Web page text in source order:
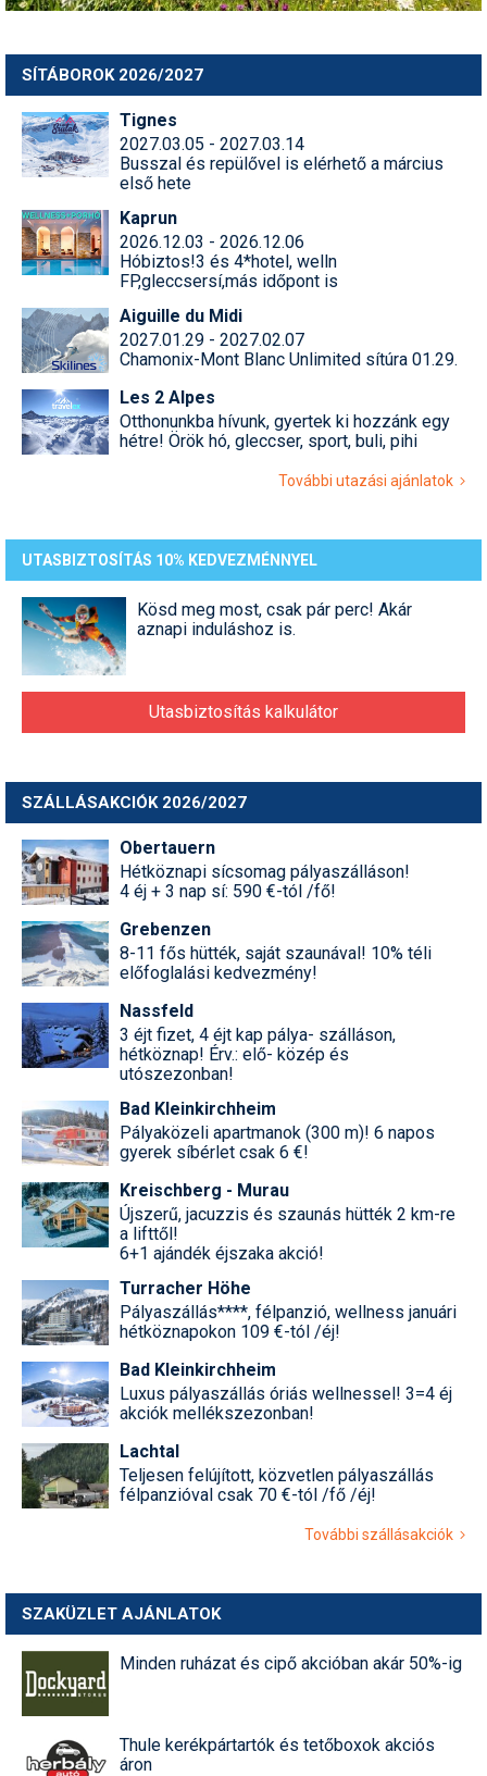
SÍTÁBOROK 2026/2027
Tignes
2027.03.05 - 2027.03.14
Busszal és repülővel is elérhető a március
első hete
Kaprun
2026.12.03 - 2026.12.06
Hóbiztos!3 és 4*hotel, welln
FP,gleccsersí,más időpont is
Aiguille du Midi
2027.01.29 - 2027.02.07
Chamonix-Mont Blanc Unlimited sítúra 01.29.
Les 2 Alpes
Otthonunkba hívunk, gyertek ki hozzánk egy
hétre! Örök hó, gleccser, sport, buli, pihi
További utazási ajánlatok
UTASBIZTOSÍTÁS 10% KEDVEZMÉNNYEL
Kösd meg most, csak pár perc! Akár
aznapi induláshoz is.
Utasbiztosítás kalkulátor
SZÁLLÁSAKCIÓK 2026/2027
Obertauern
Hétköznapi sícsomag pályaszálláson!
4 éj + 3 nap sí: 590 €-tól /fő!
Grebenzen
8-11 fős hütték, saját szaunával! 10% téli
előfoglalási kedvezmény!
Nassfeld
3 éjt fizet, 4 éjt kap pálya- szálláson,
hétköznap! Érv.: elő- közép és
utószezonban!
Bad Kleinkirchheim
Pályaközeli apartmanok (300 m)! 6 napos
gyerek síbérlet csak 6 €!
Kreischberg - Murau
Újszerű, jacuzzis és szaunás hütték 2 km-re
a lifttől!
6+1 ajándék éjszaka akció!
Turracher Höhe
Pályaszállás****, félpanzió, wellness januári
hétköznapokon 109 €-tól /éj!
Bad Kleinkirchheim
Luxus pályaszállás óriás wellnessel! 3=4 éj
akciók mellékszezonban!
Lachtal
Teljesen felújított, közvetlen pályaszállás
félpanzióval csak 70 €-tól /fő /éj!
További szállásakciók
SZAKÜZLET AJÁNLATOK
Minden ruházat és cipő akcióban akár 50%-ig
Thule kerékpártartók és tetőboxok akciós
áron